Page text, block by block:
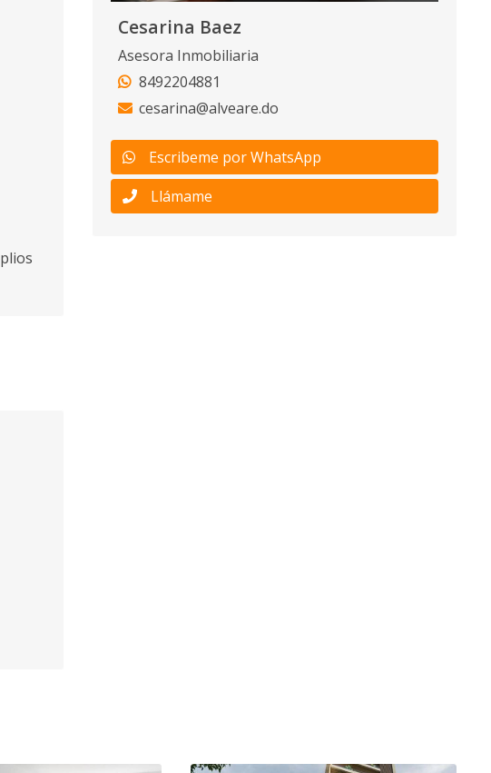
Cesarina Baez
Asesora Inmobiliaria
8492204881
cesarina@alveare.do
Escribeme por WhatsApp
Llámame